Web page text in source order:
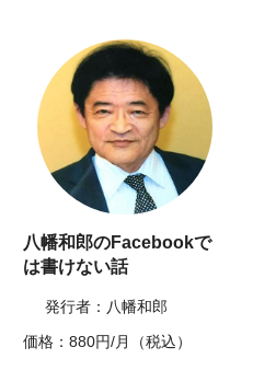
八幡和郎のFacebookで
は書けない話
発行者：八幡和郎
価格：880円/月（税込）